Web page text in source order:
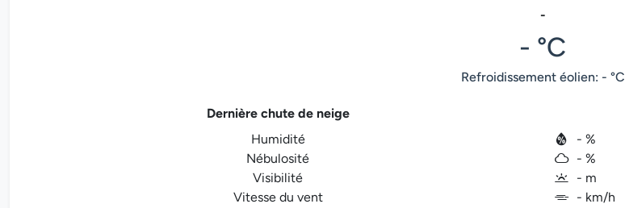
-
- °C
Refroidissement éolien: - °C
Dernière chute de neige
Humidité
- %
Nébulosité
- %
Visibilité
- m
Vitesse du vent
- km/h